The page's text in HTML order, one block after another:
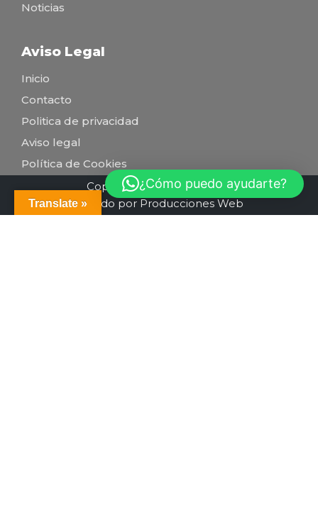
Noticias
Aviso Legal
Inicio
Contacto
Politica de privacidad
Aviso legal
Política de Cookies
Copyright conexiónsolar.es
Creado por Producciones Web
Translate »
¿Cómo puedo ayudarte?